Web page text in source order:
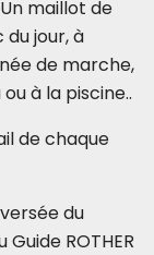
maillot de
jour, à
de marche,
à la piscine..
de chaque
du
ROTHER